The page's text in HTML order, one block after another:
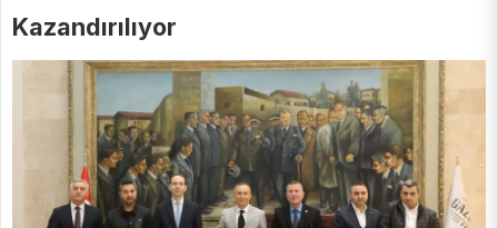
Kazandırılıyor